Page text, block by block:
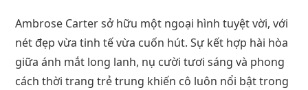
Ambrose Carter sở hữu một ngoại hình tuyệt vời, với
nét đẹp vừa tinh tế vừa cuốn hút. Sự kết hợp hài hòa
giữa ánh mắt long lanh, nụ cười tươi sáng và phong
cách thời trang trẻ trung khiến cô luôn nổi bật trong